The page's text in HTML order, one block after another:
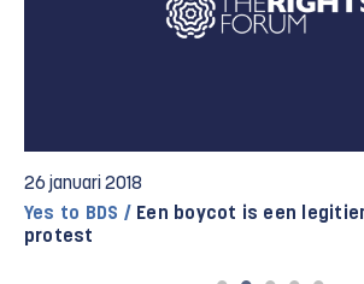
26 januari 2018
Yes to BDS /Een boycot is een
protest